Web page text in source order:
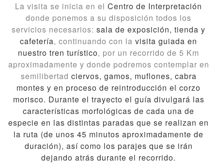
La visita se inicia en el Centro de Interpretación
donde ponemos a su disposición todos los
servicios necesarios: sala de exposición, tienda y
cafetería, continuando con la visita guiada en
nuestro tren turístico, por un recorrido de 5 Km
aproximadamente y donde podremos contemplar en
semilibertad ciervos, gamos, muflones, cabra
montes y en proceso de reintroducción el corzo
morisco. Durante el trayecto el guía divulgará las
características morfológicas de cada una de
especie en las distintas paradas que se realizan en
la ruta (de unos 45 minutos aproximadamente de
duración), así como los parajes que se irán
dejando atrás durante el recorrido.